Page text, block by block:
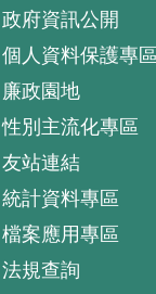
政府資訊公開
個人資料保護專區
廉政園地
性別主流化專區
友站連結
統計資料專區
檔案應用專區
法規查詢